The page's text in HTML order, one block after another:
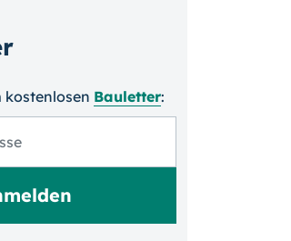
kosten­losen Bauletter: